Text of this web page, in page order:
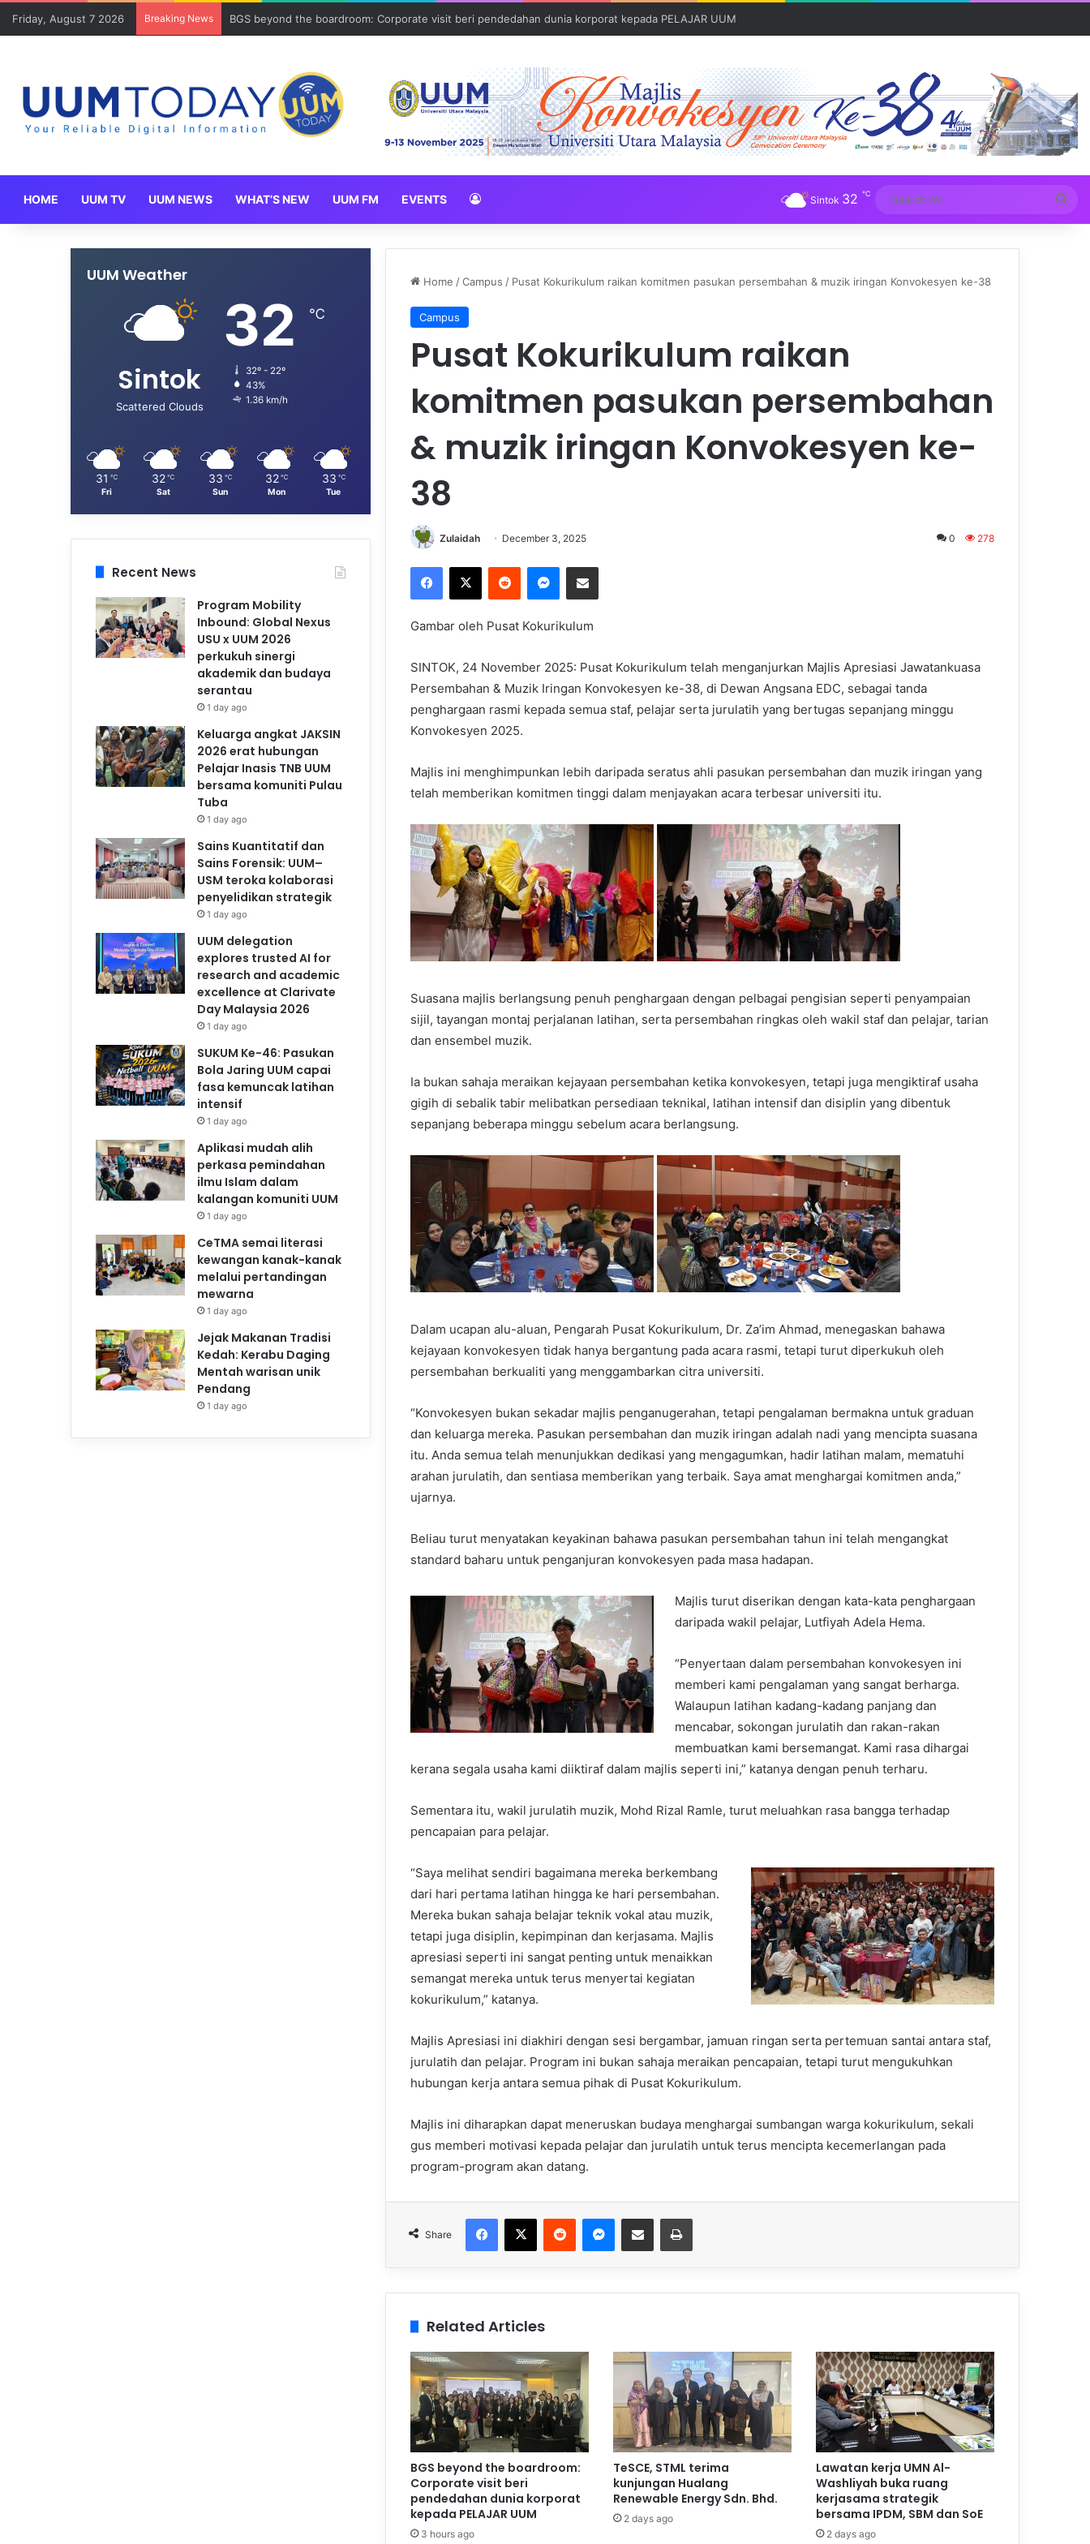
Friday, August 7 2026 Breaking News Program Mobility Inbound: Global Nexus USU x UUM 2026 perkukuh sinergi akademik dan budaya serantau
HOME UUM TV UUM NEWS WHAT’S NEW UUM FM EVENTS Sintok 32 ℃
for
Home /Campus / Pusat Kokurikulum raikan komitmen pasukan persembahan & muzik iringan Konvokesyen ke-38
Campus
Pusat Kokurikulum raikan
komitmen pasukan persembahan
& muzik iringan Konvokesyen ke-
38
Zulaidah December 3, 2025 0 278
Gambar oleh Pusat Kokurikulum
SINTOK, 24 November 2025: Pusat Kokurikulum telah menganjurkan Majlis Apresiasi Jawatankuasa
Persembahan & Muzik Iringan Konvokesyen ke-38, di Dewan Angsana EDC, sebagai tanda
penghargaan rasmi kepada semua staf, pelajar serta jurulatih yang bertugas sepanjang minggu
Konvokesyen 2025.
Majlis ini menghimpunkan lebih daripada seratus ahli pasukan persembahan dan muzik iringan yang
telah memberikan komitmen tinggi dalam menjayakan acara terbesar universiti itu.
Suasana majlis berlangsung penuh penghargaan dengan pelbagai pengisian seperti penyampaian
sijil, tayangan montaj perjalanan latihan, serta persembahan ringkas oleh wakil staf dan pelajar, tarian
dan ensembel muzik.
Ia bukan sahaja meraikan kejayaan persembahan ketika konvokesyen, tetapi juga mengiktiraf usaha
gigih di sebalik tabir melibatkan persediaan teknikal, latihan intensif dan disiplin yang dibentuk
sepanjang beberapa minggu sebelum acara berlangsung.
Dalam ucapan alu-aluan, Pengarah Pusat Kokurikulum, Dr. Za’im Ahmad, menegaskan bahawa
kejayaan konvokesyen tidak hanya bergantung pada acara rasmi, tetapi turut diperkukuh oleh
persembahan berkualiti yang menggambarkan citra universiti.
“Konvokesyen bukan sekadar majlis penganugerahan, tetapi pengalaman bermakna untuk graduan
dan keluarga mereka. Pasukan persembahan dan muzik iringan adalah nadi yang mencipta suasana
itu. Anda semua telah menunjukkan dedikasi yang mengagumkan, hadir latihan malam, mematuhi
arahan jurulatih, dan sentiasa memberikan yang terbaik. Saya amat menghargai komitmen anda,”
ujarnya.
Beliau turut menyatakan keyakinan bahawa pasukan persembahan tahun ini telah mengangkat
standard baharu untuk penganjuran konvokesyen pada masa hadapan.
Majlis turut diserikan dengan kata-kata penghargaan
daripada wakil pelajar, Lutfiyah Adela Hema.
“Penyertaan dalam persembahan konvokesyen ini
memberi kami pengalaman yang sangat berharga.
Walaupun latihan kadang-kadang panjang dan
mencabar, sokongan jurulatih dan rakan-rakan
membuatkan kami bersemangat. Kami rasa dihargai
kerana segala usaha kami diiktiraf dalam majlis seperti ini,” katanya dengan penuh terharu.
Sementara itu, wakil jurulatih muzik, Mohd Rizal Ramle, turut meluahkan rasa bangga terhadap
pencapaian para pelajar.
“Saya melihat sendiri bagaimana mereka berkembang
dari hari pertama latihan hingga ke hari persembahan.
Mereka bukan sahaja belajar teknik vokal atau muzik,
tetapi juga disiplin, kepimpinan dan kerjasama. Majlis
apresiasi seperti ini sangat penting untuk menaikkan
semangat mereka untuk terus menyertai kegiatan
kokurikulum,” katanya.
Majlis Apresiasi ini diakhiri dengan sesi bergambar, jamuan ringan serta pertemuan santai antara staf,
jurulatih dan pelajar. Program ini bukan sahaja meraikan pencapaian, tetapi turut mengukuhkan
hubungan kerja antara semua pihak di Pusat Kokurikulum.
Majlis ini diharapkan dapat meneruskan budaya menghargai sumbangan warga kokurikulum, sekali
gus memberi motivasi kepada pelajar dan jurulatih untuk terus mencipta kecemerlangan pada
program-program akan datang.
Share
Related Articles
BGS beyond the boardroom:
Corporate visit beri
pendedahan dunia korporat
kepada PELAJAR UUM
3 hours ago
TeSCE, STML terima
kunjungan Hualang
Renewable Energy Sdn. Bhd.
2 days ago
Lawatan kerja UMN Al-
Washliyah buka ruang
kerjasama strategik
bersama IPDM, SBM dan SoE
2 days ago
UUM Weather
Sintok
Scattered Clouds
32 ℃
32º - 22º
43%
1.36 km/h
31 ℃
Fri
32 ℃
Sat
33 ℃
Sun
32 ℃
Mon
33 ℃
Tue
Recent News
Program Mobility
Inbound: Global Nexus
USU x UUM 2026
perkukuh sinergi
akademik dan budaya
serantau
1 day ago
Keluarga angkat JAKSIN
2026 erat hubungan
Pelajar Inasis TNB UUM
bersama komuniti Pulau
Tuba
1 day ago
Sains Kuantitatif dan
Sains Forensik: UUM–
USM teroka kolaborasi
penyelidikan strategik
1 day ago
UUM delegation
explores trusted AI for
research and academic
excellence at Clarivate
Day Malaysia 2026
1 day ago
SUKUM Ke-46: Pasukan
Bola Jaring UUM capai
fasa kemuncak latihan
intensif
1 day ago
Aplikasi mudah alih
perkasa pemindahan
ilmu Islam dalam
kalangan komuniti UUM
1 day ago
CeTMA semai literasi
kewangan kanak-kanak
melalui pertandingan
mewarna
1 day ago
Jejak Makanan Tradisi
Kedah: Kerabu Daging
Mentah warisan unik
Pendang
1 day ago